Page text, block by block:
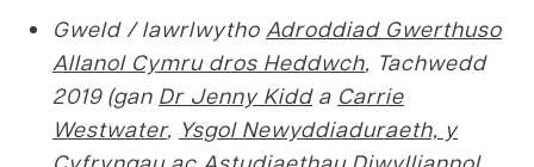
Gweld / lawrlwytho Adroddiad Gwerthuso
Allanol Cymru dros Heddwch, Tachwedd
2019 (gan Dr Jenny Kidda Carrie
Westwater, Ysgol Newyddiaduraeth, y